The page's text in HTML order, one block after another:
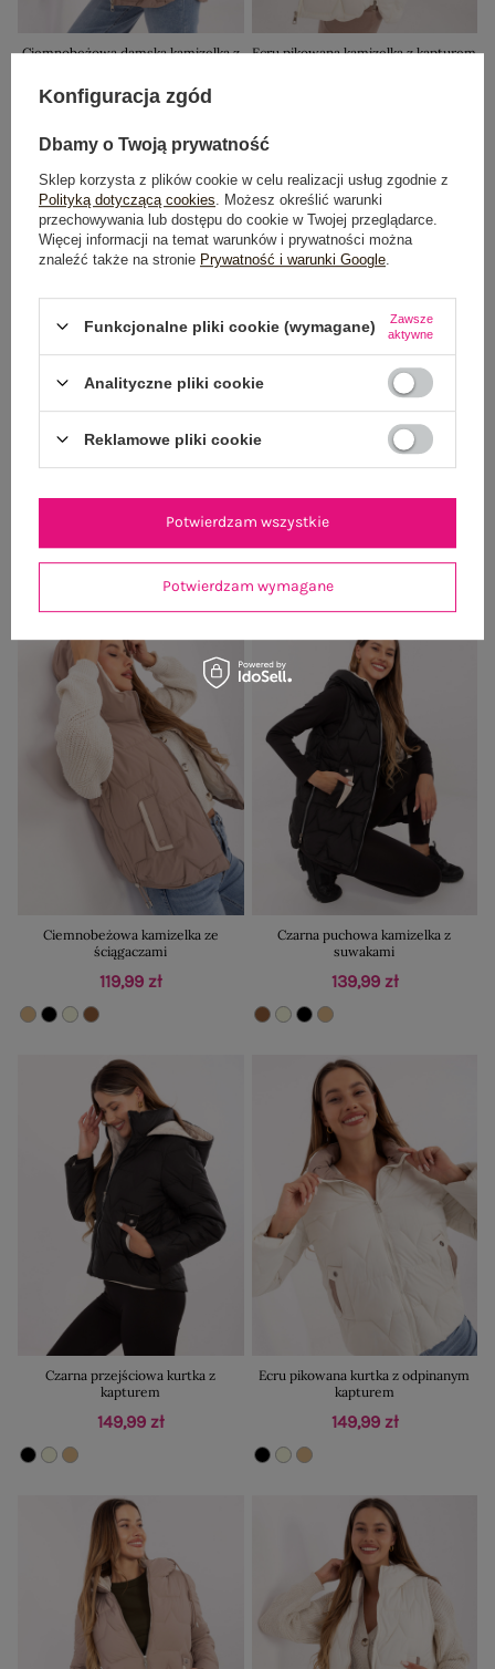
Ciemnobeżowa damska kamizelka z
139,99 zł
Ecru pikowana kamizelka z kapturem
Ciemnobeżowa kamizelka ze
ściągaczami
119,99 zł
Czarna puchowa kamizelka z
suwakami
139,99 zł
Czarna przejściowa kurtka z
kapturem
149,99 zł
Ecru pikowana kurtka z odpinanym
kapturem
149,99 zł
Konfiguracja zgód
Dbamy o Twoją prywatność
Sklep korzysta z plików cookie w celu realizacji usług zgodnie z
Polityką dotyczącą cookies . Możesz określić warunki
przechowywania lub dostępu do cookie w Twojej przeglądarce.
Więcej informacji na temat warunków i prywatności można
znaleźć także na stronie Prywatność i warunki Google
Funkcjonalne pliki cookie (wymagane)
Zawsze
aktywne
Analityczne pliki cookie
Reklamowe pliki cookie
Potwierdzam wymagane
Potwierdzam wszystkie